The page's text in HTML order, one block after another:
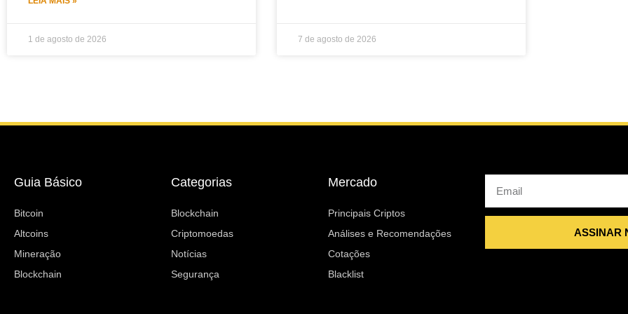
1 de agosto de 2026 7 de agosto de 2026
Guia Básico
Bitcoin
Altcoins
Mineração
Blockchain
Categorias
Blockchain
Criptomoedas
Notícias
Segurança
Mercado
Principais Criptos
Análises e Recomendações
Cotações
Blacklist
ASSINAR